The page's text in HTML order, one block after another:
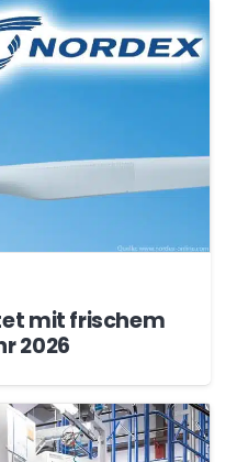
mit frischem
2026